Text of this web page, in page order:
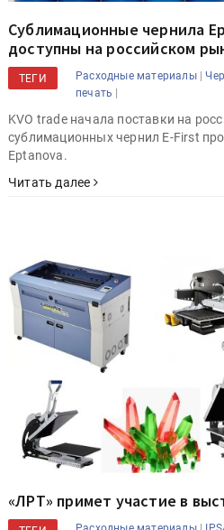
Сублимационные чернила
доступны на российском
ТЕГИ Расходные материалы|
печать |
KVO trade начала поставки на
сублимационных чернил E-First
Eptanova.
Читать далее
«ЛРТ» примет участие в